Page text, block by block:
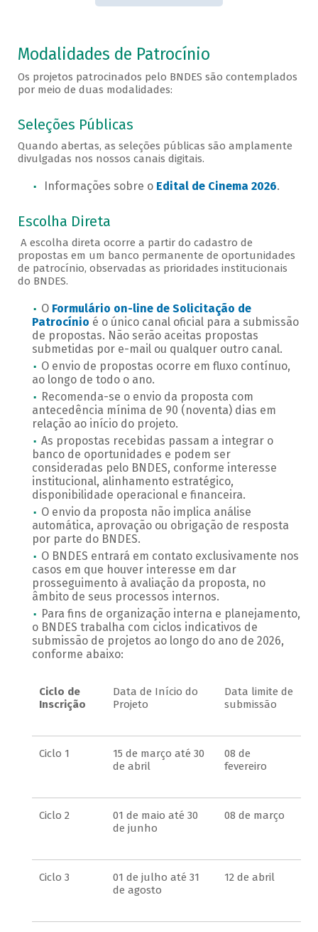
Modalidades de Patrocínio
Os projetos patrocinados pelo BNDES são contemplados
por meio de duas modalidades:
Seleções Públicas
Quando abertas, as seleções públicas são amplamente
divulgadas nos nossos canais digitais.
Informações sobre o Edital de Cinema 2026.
Escolha Direta
A escolha direta ocorre a partir do cadastro de
propostas em um banco permanente de oportunidades
de patrocínio, observadas as prioridades institucionais
do BNDES.
O Formulário on-line de Solicitação de
Patrocínio é o único canal oficial para a submissão
de propostas. Não serão aceitas propostas
submetidas por e-mail ou qualquer outro canal.
O envio de propostas ocorre em fluxo contínuo,
ao longo de todo o ano.
Recomenda-se o envio da proposta com
antecedência mínima de 90 (noventa) dias em
relação ao início do projeto.
As propostas recebidas passam a integrar o
banco de oportunidades e podem ser
consideradas pelo BNDES, conforme interesse
institucional, alinhamento estratégico,
disponibilidade operacional e financeira.
O envio da proposta não implica análise
automática, aprovação ou obrigação de resposta
por parte do BNDES.
O BNDES entrará em contato exclusivamente nos
casos em que houver interesse em dar
prosseguimento à avaliação da proposta, no
âmbito de seus processos internos.
Para fins de organização interna e planejamento,
o BNDES trabalha com ciclos indicativos de
submissão de projetos ao longo do ano de 2026,
conforme abaixo:
Ciclo de
Inscrição
Data de Início do
Projeto
Data limite de
submissão
Ciclo 1
15 de março até 30
de abril
08 de
fevereiro
Ciclo 2
01 de maio até 30
de junho
08 de março
Ciclo 3
01 de julho até 31
de agosto
12 de abril